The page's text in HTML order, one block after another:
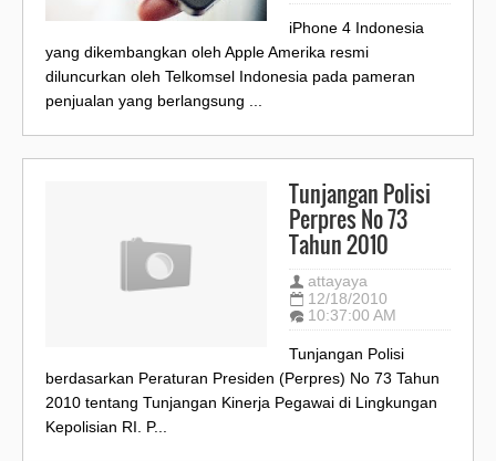
iPhone 4 Indonesia
yang dikembangkan oleh Apple Amerika resmi
diluncurkan oleh Telkomsel Indonesia pada pameran
penjualan yang berlangsung ...
Tunjangan Polisi
Perpres No 73
Tahun 2010
attayaya
12/18/2010
10:37:00 AM
Tunjangan Polisi
berdasarkan Peraturan Presiden (Perpres) No 73 Tahun
2010 tentang Tunjangan Kinerja Pegawai di Lingkungan
Kepolisian RI. P...